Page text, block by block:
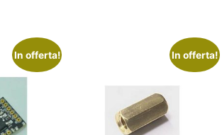
In offerta! In offerta!